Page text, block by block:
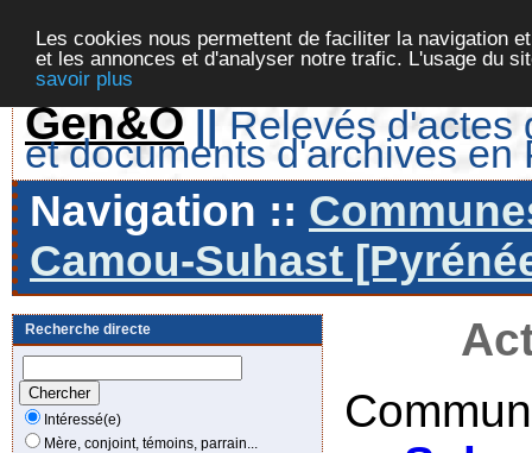
Les cookies nous permettent de faciliter la navigation
et les annonces et d'analyser notre trafic. L'usage du
savoir plus
Gen&O || Relevés d'actes
et documents d'archives en
Navigation ::
Camou-Suhast
Recherche directe
Intéressé(e)
Mère, conjoint, témoins, parrain...